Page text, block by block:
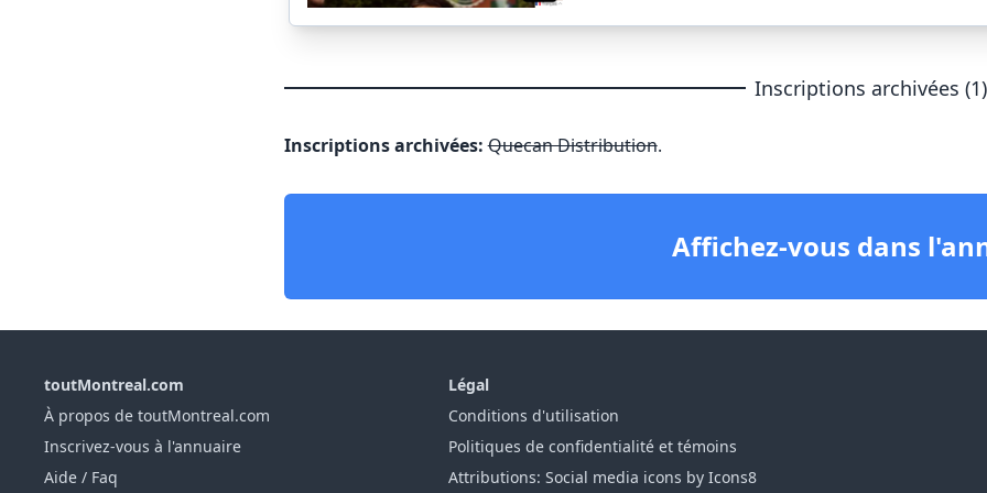
Inscriptions archivées (1)
Inscriptions archivées: Quecan Distribution.
Affichez-vous dans
toutMontreal.com
À propos de toutMontreal.com
Inscrivez-vous à l'annuaire
Aide / Faq
Légal
Conditions d'utilisation
Politiques de confidentialité et témoins
Attributions: Social media icons by Icons8